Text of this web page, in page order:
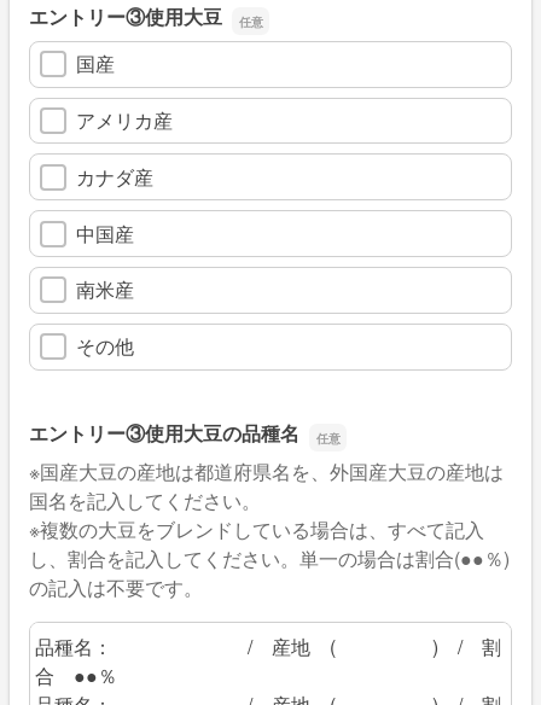
エントリー③使用大豆
国産
アメリカ産
カナダ産
中国産
南米産
その他
エントリー③使用大豆の品種名
※国産大豆の産地は都道府県名を、外国産大豆の産地は
国名を記入してください。
※複数の大豆をブレンドしている場合は、すべて記入
し、割合を記入してください。単一の場合は割合(●●％)
の記入は不要です。
エントリー③使用大豆の品種名